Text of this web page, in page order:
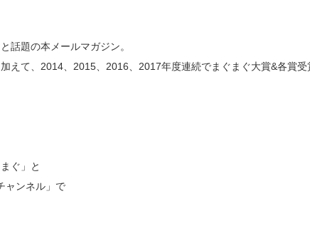
話題の本メールマガジン。
えて、2014、2015、2016、2017年度連続でまぐまぐ大賞&各賞受
ぐ」と
ャンネル」で